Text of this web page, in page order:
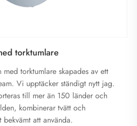
torktumlare
med torktumlare skapades av ett
Vi upptäcker ständigt nytt jag.
till mer än 150 länder och
kombinerar tvätt och
att använda.